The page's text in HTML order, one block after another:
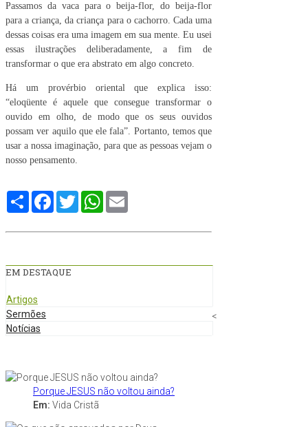
Passamos da vaca para o beija-flor, do beija-flor
para a criança, da criança para o cachorro. Cada uma
dessas coisas era uma imagem em sua mente. Eu usei
essas ilustrações deliberadamente, a fim de
transformar o que era abstrato em algo concreto.
Há um provérbio oriental que explica isso:
“eloqüente é aquele que consegue transformar o
ouvido em olho, de modo que os seus ouvidos
possam ver aquilo que ele fala”. Portanto, temos que
usar a nossa imaginação, para que as pessoas vejam o
nosso pensamento.
Compartilhe
Facebook
TwitterWhatsApp
EM DESTAQUE
Artigos
Sermões
Notícias
Porque JESUS não voltou ainda?
Em: Vida Cristã
<